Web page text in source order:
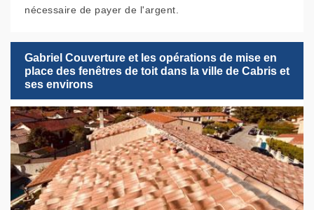
nécessaire de payer de l'argent.
Gabriel Couverture et les opérations de mise en
place des fenêtres de toit dans la ville de Cabris et
ses environs